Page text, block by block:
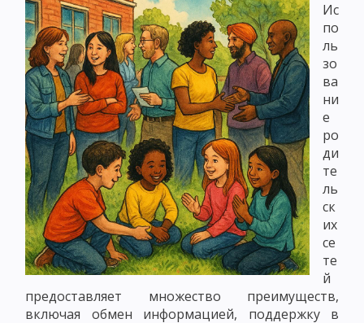
Ис
по
ль
зо
ва
ни
е
ро
ди
те
ль
ск
их
се
те
й
предоставляет множество преимуществ,
включая обмен информацией, поддержку в